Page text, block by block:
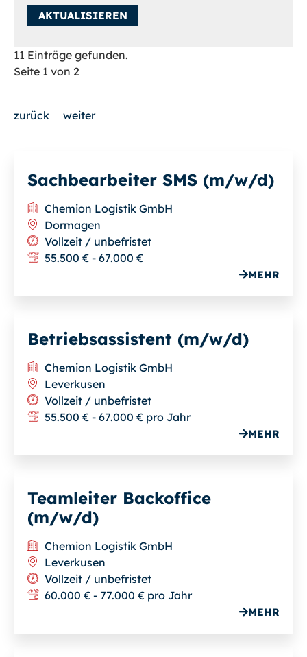
results
available
AKTUALISIEREN
11 Einträge gefunden.
Seite 1 von 2
weiter
zurück
Sachbearbeiter SMS (m/w/d)
Chemion Logistik GmbH
Dormagen
Vollzeit / unbefristet
55.500 € - 67.000 €
MEHR
Betriebsassistent (m/w/d)
Chemion Logistik GmbH
Leverkusen
Vollzeit / unbefristet
55.500 € - 67.000 € pro Jahr
MEHR
Teamleiter Backoffice
(m/w/d)
Chemion Logistik GmbH
Leverkusen
Vollzeit / unbefristet
60.000 € - 77.000 € pro Jahr
MEHR